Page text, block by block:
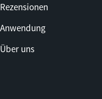
Rezensionen
Anwendung
Über uns